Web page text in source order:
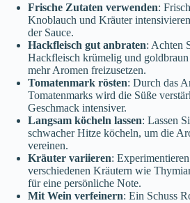
Frische Zutaten verwenden:
Knoblauch und Kräuter
der Sauce.
Hackfleisch gut anbraten: Achten
Hackfleisch krümelig und goldbraun
mehr Aromen freizusetzen.
Tomatenmark rösten: Durch das
Tomatenmarks wird die Süße
Geschmack intensiver.
Langsam köcheln lassen: Lassen
schwacher Hitze köcheln, um die
vereinen.
Kräuter variieren:
verschiedenen Kräutern wie
für eine persönliche Note.
Mit Wein verfeinern: Ein Schuss